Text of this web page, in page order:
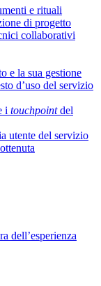
e rituali
di progetto
collaborativi
e la sua gestione
d’uso del servizio
i touchpointdel
utente del servizio
dell’esperienza